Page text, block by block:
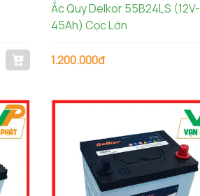
Ắc Quy Delkor 55B24LS (12V-
45Ah) Cọc Lớn
1.200.000đ